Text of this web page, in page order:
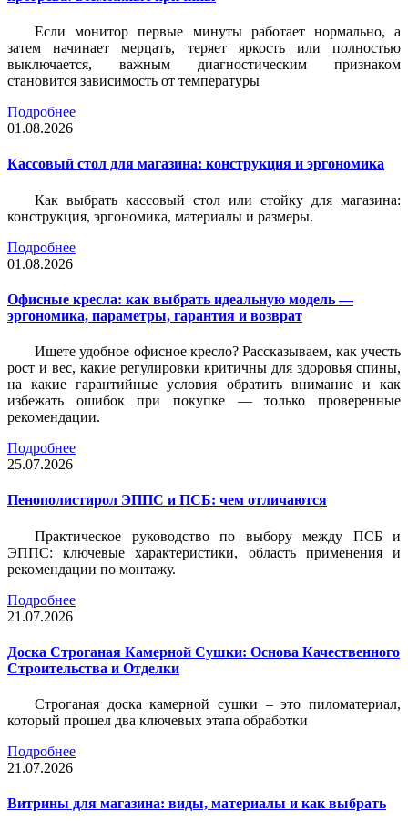
Если монитор первые минуты работает нормально, а
затем начинает мерцать, теряет яркость или полностью
выключается, важным диагностическим признаком
становится зависимость от температуры
Подробнее
01.08.2026
Кассовый стол для магазина: конструкция и эргономика
Как выбрать кассовый стол или стойку для магазина:
конструкция, эргономика, материалы и размеры.
Подробнее
01.08.2026
Офисные кресла: как выбрать идеальную модель —
эргономика, параметры, гарантия и возврат
Ищете удобное офисное кресло? Рассказываем, как учесть
рост и вес, какие регулировки критичны для здоровья спины,
на какие гарантийные условия обратить внимание и как
избежать ошибок при покупке — только проверенные
рекомендации.
Подробнее
25.07.2026
Пенополистирол ЭППС и ПСБ: чем отличаются
Практическое руководство по выбору между ПСБ и
ЭППС: ключевые характеристики, область применения и
рекомендации по монтажу.
Подробнее
21.07.2026
Доска Строганая Камерной Сушки: Основа Качественного
Строительства и Отделки
Строганая доска камерной сушки – это пиломатериал,
который прошел два ключевых этапа обработки
Подробнее
21.07.2026
Витрины для магазина: виды, материалы и как выбрать